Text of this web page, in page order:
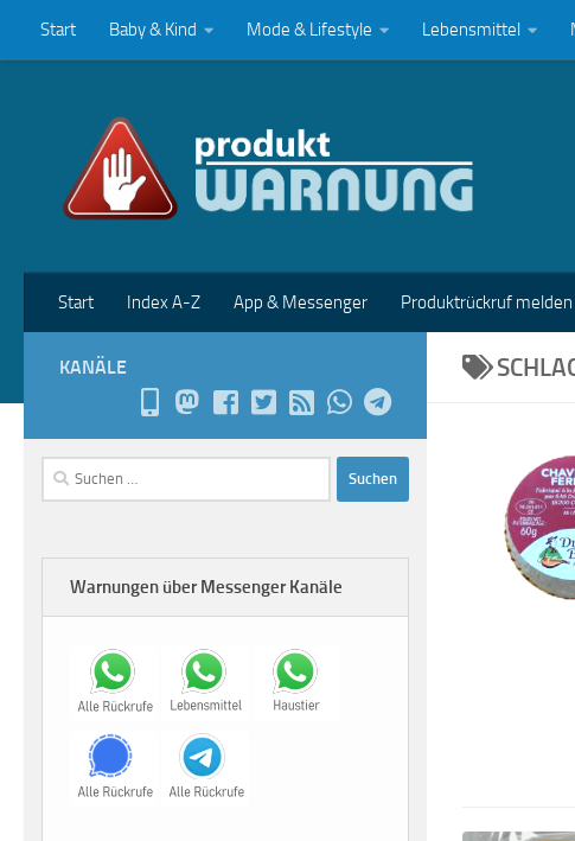
Zum Inhalt springen
Start Baby & Kind Mode & Lifestyle Lebensmittel
Start Index A-Z App & Messenger Produktrückruf melden
KANÄLE
Suchen
nach:
Warnungen über Messenger Kanäle